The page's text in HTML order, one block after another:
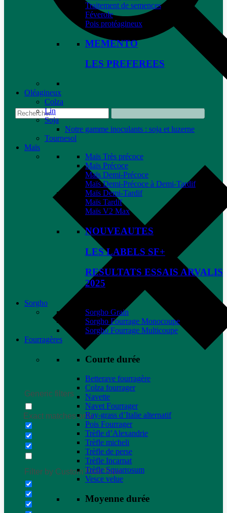
Generic filters
Exact matches only
Filter by Custom Post Type
Traitement de semences
Féverole
Pois protéagineux
MEMENTO
LES PREFEREES
Oléagineux
Colza
Lin
Soja
Notre gamme inoculants : soja et luzerne
Tournesol
Maïs
Maïs Très précoce
Maïs Précoce
Maïs Demi-Précoce
Maïs Demi-Précoce à Demi-Tardif
Maïs Demi-Tardif
Maïs Tardif
Maïs V2 Max
NOUVEAUTES
LES LABELS SF+
RESULTATS ESSAIS ARVALIS
2025
Sorgho
Sorgho Grain
Sorgho Fourrage Monocoupe
Sorgho Fourrage Multicoupe
Fourragères
Courte durée
Betterave fourragère
Colza fourrager
Navette
Navet Fourrager
Ray-grass d’Italie alternatif
Pois Fourrager
Trèfle d’Alexandrie
Trèfle micheli
Trèfle de perse
Trèfle Incarnat
Trèfle Squarrosum
Vesce velue
Moyenne durée